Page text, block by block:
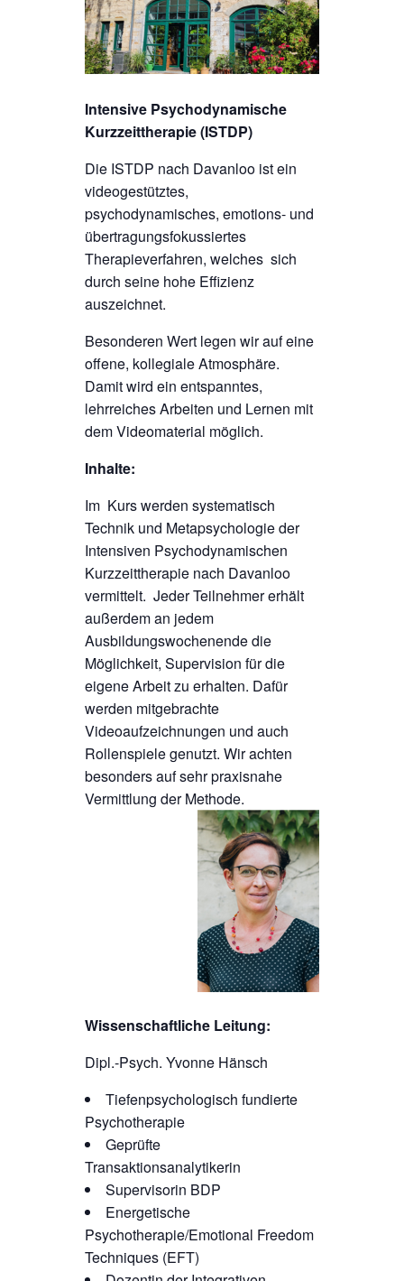
Intensive Psychodynamische
Kurzzeittherapie (ISTDP)
Die ISTDP nach Davanloo ist ein
videogestütztes,
psychodynamisches, emotions- und
übertragungsfokussiertes
Therapieverfahren, welches sich
durch seine hohe Effizienz
auszeichnet.
Besonderen Wert legen wir auf eine
offene, kollegiale Atmosphäre.
Damit wird ein entspanntes,
lehrreiches Arbeiten und Lernen mit
dem Videomaterial möglich.
Inhalte:
Im Kurs werden systematisch
Technik und Metapsychologie der
Intensiven Psychodynamischen
Kurzzeittherapie nach Davanloo
vermittelt. Jeder Teilnehmer erhält
außerdem an jedem
Ausbildungswochenende die
Möglichkeit, Supervision für die
eigene Arbeit zu erhalten. Dafür
werden mitgebrachte
Videoaufzeichnungen und auch
Rollenspiele genutzt. Wir achten
besonders auf sehr praxisnahe
Vermittlung der Methode.
Wissenschaftliche Leitung:
Dipl.-Psych. Yvonne Hänsch
Tiefenpsychologisch fundierte
Psychotherapie
Geprüfte
Transaktionsanalytikerin
Supervisorin BDP
Energetische
Psychotherapie/Emotional Freedom
Techniques (EFT)